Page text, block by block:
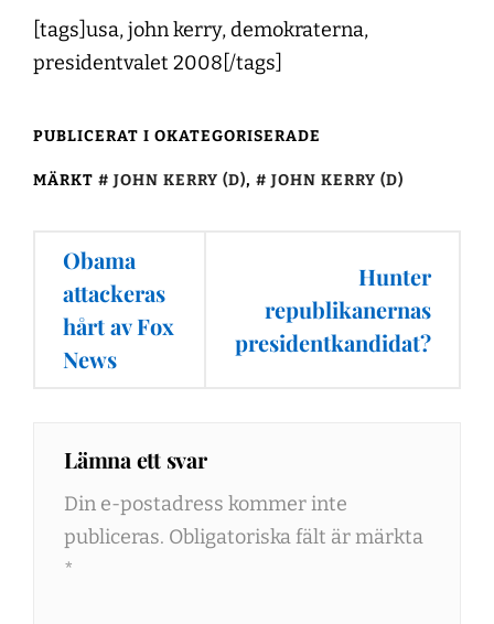
[tags]usa, john kerry, demokraterna,
presidentvalet 2008[/tags]
PUBLICERAT I OKATEGORISERADE
MÄRKT JOHN KERRY (D), JOHN KERRY (D)
Inläggsnavigering
Obama
attackeras
hårt av Fox
News
Hunter
republikanernas
presidentkandidat?
Lämna ett svar
Din e-postadress kommer inte
publiceras. Obligatoriska fält är märkta
*